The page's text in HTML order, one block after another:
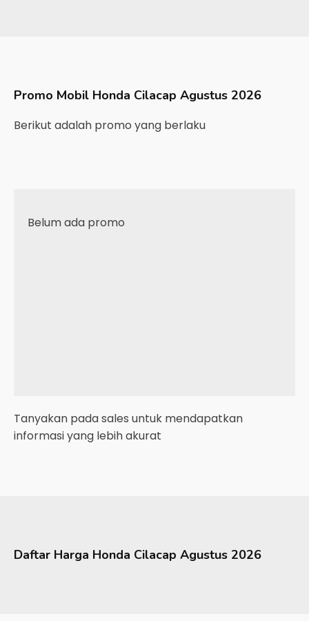
Promo Mobil Honda Cilacap Agustus 2026
Berikut adalah promo yang berlaku
Belum ada promo
Tanyakan pada sales untuk mendapatkan
informasi yang lebih akurat
Daftar Harga Honda Cilacap Agustus 2026